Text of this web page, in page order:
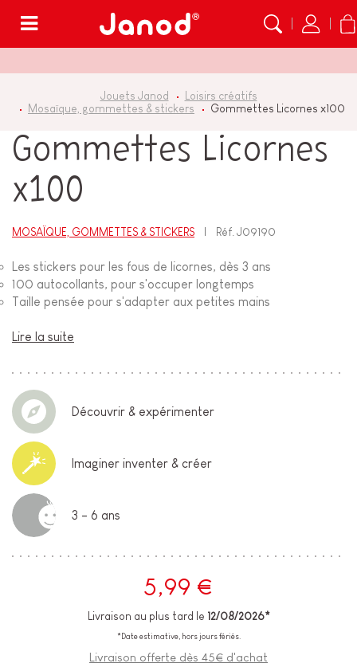
Jouets Janod
Loisirs créatifs
Mosaïque, gommettes & stickers
Gommettes Licornes x100
Gommettes Licornes
x100
MOSAÏQUE, GOMMETTES & STICKERS Réf.J09190
Les stickers pour les fous de licornes, dès 3 ans
100 autocollants, pour s'occuper longtemps
Taille pensée pour s'adapter aux petites mains
Lire la suite
Découvrir & expérimenter
Imaginer inventer & créer
3 - 6 ans
5,99 €
Livraison au plus tard le 12/08/2026*
*Date estimative, hors jours fériés.
Livraison offerte dès 45€ d'achat